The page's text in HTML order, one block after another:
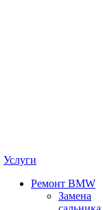
Услуги
Ремонт BMW
Замена